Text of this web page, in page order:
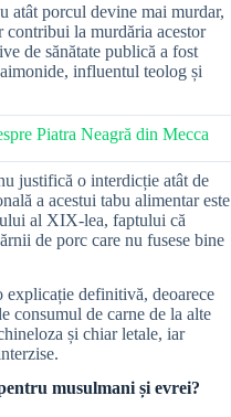
atât porcul devine mai murdar,
la murdăria acestor
de sănătate publică a fost
influentul teolog și
Piatra Neagră din Mecca
justifică o interdicție atât de
a acestui tabu alimentar este
al XIX-lea, faptului că
de porc care nu fusese bine
explicație definitivă, deoarece
consumul de carne de la alte
și chiar letale, iar
musulmani și evrei?